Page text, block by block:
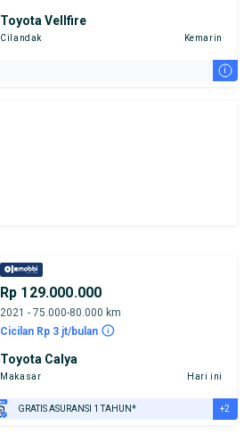
Toyota Vellfire
Cilandak Kemarin
i
Rp 129.000.000
2021 - 75.000-80.000 km
Cicilan Rp 3 jt/bulan
Toyota Calya
Makasar Hari ini
GRATIS ASURANSI 1 TAHUN* +2